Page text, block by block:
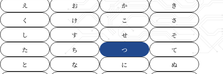
え
お か
き
く
け こ
さ
し
す せ
そ
た
ち つ
て
と
な に
ぬ